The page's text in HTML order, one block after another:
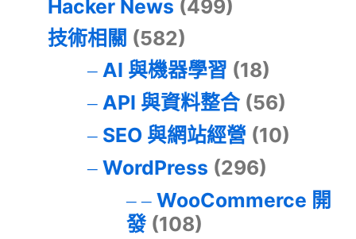
Hacker News (499)
技術相關 (582)
AI 與機器學習 (18)
API 與資料整合(56)
SEO 與網站經營 (10)
WordPress (296)
WooCommerce 開
發(108)